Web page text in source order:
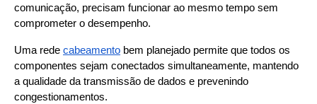
comunicação, precisam funcionar ao mesmo tempo sem
comprometer o desempenho.
Uma rede cabeamento bem planejado permite que todos os
componentes sejam conectados simultaneamente, mantendo
a qualidade da transmissão de dados e prevenindo
congestionamentos.